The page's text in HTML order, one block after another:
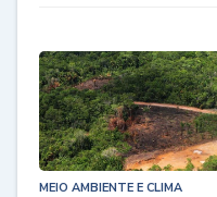
MEIO AMBIENTE E CLIMA